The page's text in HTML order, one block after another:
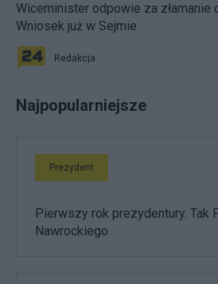
Wiceminister odpowie za złamanie
Wniosek już w Sejmie
Redakcja
Najpopularniejsze
Prezydent
Pierwszy rok prezydentury. Tak
Nawrockiego